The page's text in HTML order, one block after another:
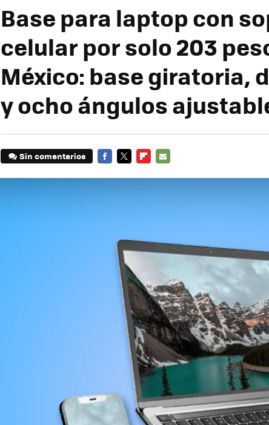
Base para laptop con
celular por solo 203
México: base giratoria,
y ocho ángulos
Sin comentarios